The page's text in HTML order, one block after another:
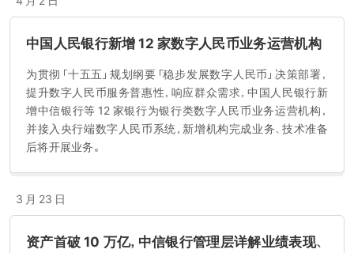
中国人民银行新增 12 家数字人民币业务运营机构
为贯彻「十五五」规划纲要「稳步发展数字人民币」决策部署，
提升数字人民币服务普惠性，响应群众需求，中国人民银行新
增中信银行等 12 家银行为银行类数字人民币业务运营机构，
并接入央行端数字人民币系统，新增机构完成业务、技术准备
后将开展业务。
3 月 23 日
资产首破 10 万亿，中信银行管理层详解业绩表现、